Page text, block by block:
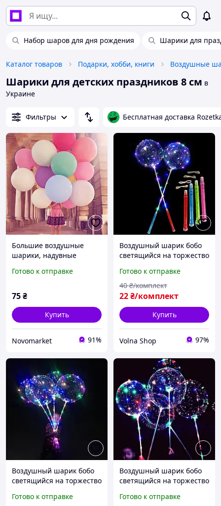
Набор шаров для дня рождения Шарики для
Каталог товаров Подарки, хобби, книги
Шарики для детских праздников 8 см в
Украине
Фильтры Бесплатная доставка
Большие воздушные
шарики, надувные
фотосессии, свадеб, дня
Готово к отправке
75₴
Купить
Novomarket 91%
Воздушный шарик бобо
светящийся на торжество
Готово к отправке
22₴/комплект
40 ₴/комплект
Купить
Volna Shop 97%
Воздушный шарик бобо
светящийся на торжество
Готово к отправке
Воздушный шарик бобо
светящийся на торжество
Готово к отправке